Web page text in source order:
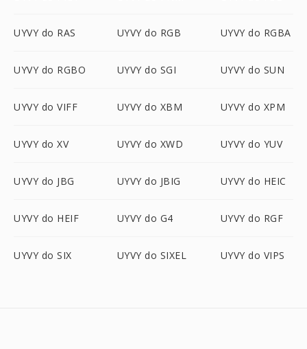
UYVY do RAS UYVY do RGB UYVY do RGBA
UYVY do RGBO UYVY do SGI UYVY do SUN
UYVY do VIFF UYVY do XBM UYVY do XPM
UYVY do XV UYVY do XWD UYVY do YUV
UYVY do JBG UYVY do JBIG UYVY do HEIC
UYVY do HEIF UYVY do G4 UYVY do RGF
UYVY do SIX UYVY do SIXEL UYVY do VIPS